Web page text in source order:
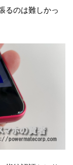
るのは難しかっ